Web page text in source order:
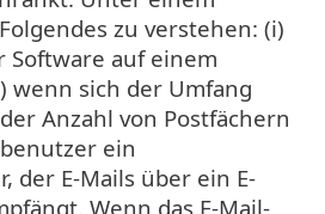
zu verstehen: (i)
Software auf einem
wenn sich der Umfang
Anzahl von Postfächern
ein
der E-Mails über ein E-
Wenn das E-Mail-